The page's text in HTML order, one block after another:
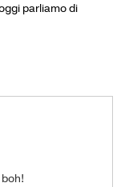
parliamo di